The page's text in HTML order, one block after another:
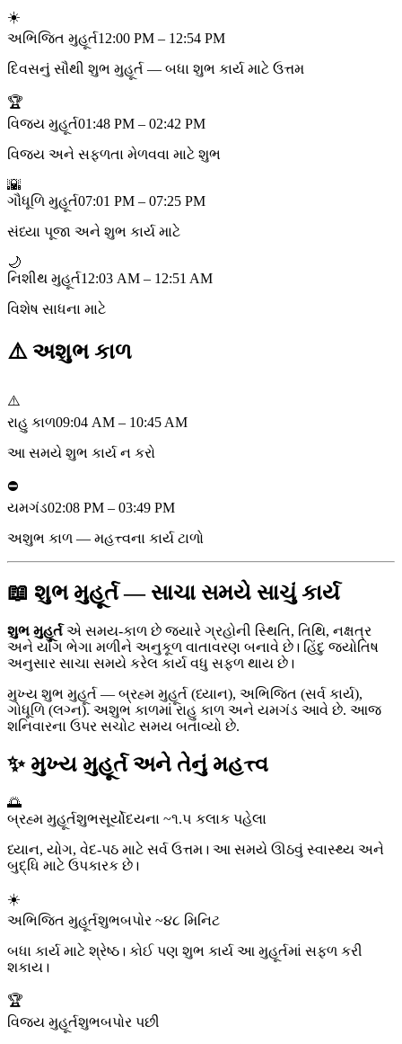
☀️
અભિજિત મુહૂર્ત12:00 PM – 12:54 PM
દિવસનું સૌથી શુભ મુહૂર્ત — બધા શુભ કાર્ય માટે ઉત્તમ
🏆
વિજય મુહૂર્ત01:48 PM – 02:42 PM
વિજય અને સફળતા મેળવવા માટે શુભ
🌇
ગૌધૂળિ મુહૂર્ત07:01 PM – 07:25 PM
સંધ્યા પૂજા અને શુભ કાર્ય માટે
🌙
નિશીથ મુહૂર્ત12:03 AM – 12:51 AM
વિશેષ સાધના માટે
⚠️ અશુભ કાળ
⚠️
રાહુ કાળ09:04 AM – 10:45 AM
આ સમયે શુભ કાર્ય ન કરો
⛔
યમગંડ02:08 PM – 03:49 PM
અશુભ કાળ — મહત્ત્વના કાર્ય ટાળો
📖 શુભ મુહૂર્ત — સાચા સમયે સાચું કાર્ય
શુભ મુહૂર્તએ સમય-કાળ છે જ્યારે ગ્રહોની સ્થિતિ, તિથિ, નક્ષત્ર
અને યોગ ભેગા મળીને અનુકૂળ વાતાવરણ બનાવે છે। હિંદુ જ્યોતિષ
અનુસાર સાચા સમયે કરેલ કાર્ય વધુ સફળ થાય છે।
મુખ્ય શુભ મુહૂર્ત — બ્રહ્મ મુહૂર્ત (ધ્યાન), અભિજિત (સર્વ કાર્ય),
ગોધૂળિ (લગ્ન). અશુભ કાળમાં રાહુ કાળ અને યમગંડ આવે છે. આજ
શનિવારના ઉપર સચોટ સમય બતાવ્યો છે.
✨ મુખ્ય મુહૂર્ત અને તેનું મહત્ત્વ
🌅
બ્રહ્મ મુહૂર્તશુભસૂર્યોદયના ~૧.૫ કલાક પહેલા
ધ્યાન, યોગ, વેદ-પઠ માટે સર્વ ઉત્તમ। આ સમયે ઊઠવું સ્વાસ્થ્ય અને
બુદ્ધિ માટે ઉપકારક છે।
☀️
અભિજિત મુહૂર્તશુભબપોર ~૪૮ મિનિટ
બધા કાર્ય માટે શ્રેષ્ઠ। કોઈ પણ શુભ કાર્ય આ મુહૂર્તમાં સફળ કરી
શકાય।
🏆
વિજય મુહૂર્તશુભબપોર પછી